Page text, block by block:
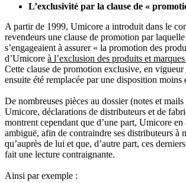
L’exclusivité par la clause de «
A partir de 1999, Umicore a introduit dans le
revendeurs une clause de promotion par
s’engageaient à assurer « la promotion des
d’Umicore à l’exclusion des produits et
Cette clause de promotion exclusive, en vigueur
ensuite été remplacée par une disposition moins
De nombreuses pièces au dossier (notes et mails
Umicore, déclarations de distributeurs et de
montrent cependant que d’une part, Umicore
ambiguë, afin de contraindre ses distributeurs à
qu’auprès de lui et que, d’autre part, ces
fait une lecture contraignante.
Ainsi par exemple :